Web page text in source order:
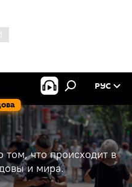
РУС
том, что происходит в
и мира.